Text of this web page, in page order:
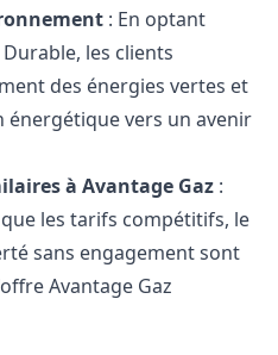
: En optant
les clients
des énergies vertes et
vers un avenir
à Avantage Gaz :
les tarifs compétitifs, le
sans engagement sont
Avantage Gaz